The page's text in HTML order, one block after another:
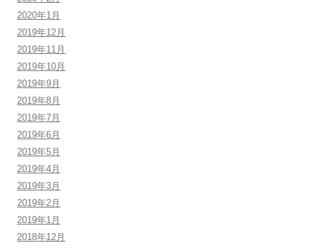
2020年1月
2019年12月
2019年11月
2019年10月
2019年9月
2019年8月
2019年7月
2019年6月
2019年5月
2019年4月
2019年3月
2019年2月
2019年1月
2018年12月